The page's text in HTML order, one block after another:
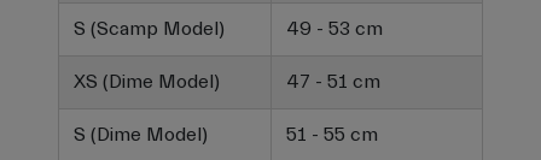
S (Scamp Model) 49 - 53 cm
XS (Dime Model) 47 - 51 cm
S (Dime Model) 51 - 55 cm